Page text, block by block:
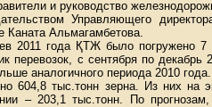
и руководство
Управляющего
Каната Альмагамбетова.
2011 года ҚТЖ было погружено 7
перевозок, с сентября по декабрь
аналогичного периода 2010 года.
604,8 тыс.тонн зерна. Из них на
– 203,1 тыс.тонн. По